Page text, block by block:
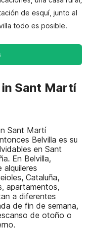
de esquí, junto al
todo es posible.
Sant Martí
Sant Martí
Belvilla es su
en Sant
En Belvilla,
Cataluña,
apartamentos,
a diferentes
de fin de semana,
de otoño o